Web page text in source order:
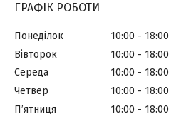
ГРАФІК РОБОТИ
Понеділок 10:00
18:00
Вівторок
10:00
18:00
Середа
10:00
18:00
Четвер
10:00
18:00
Пʼятниця
10:00
18:00